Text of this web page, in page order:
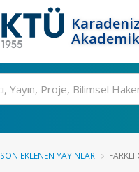
SON EKLENEN YAYINLAR FARKLI